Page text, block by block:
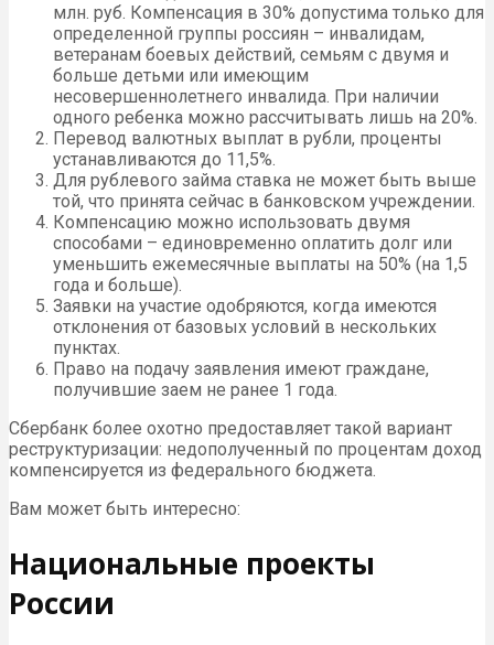
млн. руб. Компенсация в 30% допустима только для
определенной группы россиян – инвалидам,
ветеранам боевых действий, семьям с двумя и
больше детьми или имеющим
несовершеннолетнего инвалида. При наличии
одного ребенка можно рассчитывать лишь на 20%.
Перевод валютных выплат в рубли, проценты
устанавливаются до 11,5%.
Для рублевого займа ставка не может быть выше
той, что принята сейчас в банковском учреждении.
Компенсацию можно использовать двумя
способами – единовременно оплатить долг или
уменьшить ежемесячные выплаты на 50% (на 1,5
года и больше).
Заявки на участие одобряются, когда имеются
отклонения от базовых условий в нескольких
пунктах.
Право на подачу заявления имеют граждане,
получившие заем не ранее 1 года.
Сбербанк более охотно предоставляет такой вариант
реструктуризации: недополученный по процентам доход
компенсируется из федерального бюджета.
Вам может быть интересно:
Национальные проекты
России